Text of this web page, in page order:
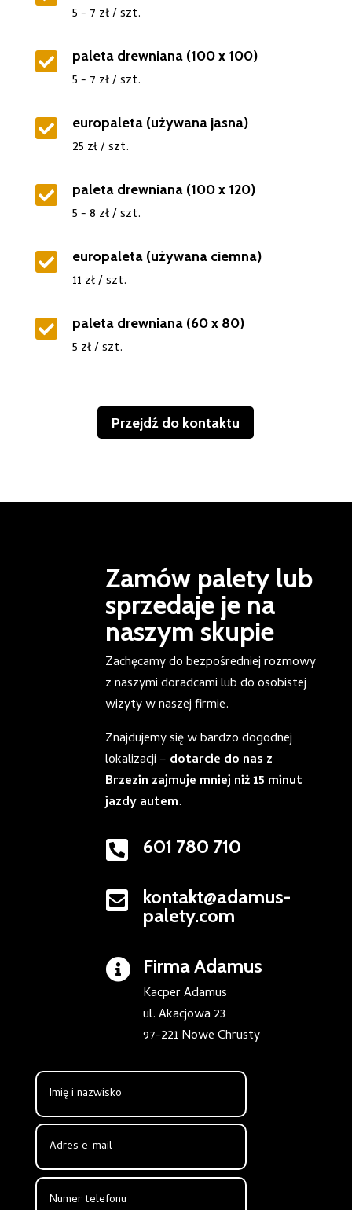
5 - 7 zł / szt.
 paleta drewniana (100 x 100)
5 - 7 zł / szt.
 europaleta (używana jasna)
25 zł / szt.
 paleta drewniana (100 x 120)
5 - 8 zł / szt.
 europaleta (używana ciemna)
11 zł / szt.
 paleta drewniana (60 x 80)
5 zł / szt.
Przejdź do kontaktu
Zamów palety lub
sprzedaje je na
naszym skupie
Zachęcamy do bezpośredniej rozmowy
z naszymi doradcami lub do osobistej
wizyty w naszej firmie.
Znajdujemy się w bardzo dogodnej
lokalizacji – dotarcie do nas z
Brzezin zajmuje mniej niż 15 minut
jazdy autem.
 601 780 710

kontakt@adamus-
palety.com
 Firma Adamus
Kacper Adamus
ul. Akacjowa 23
97-221 Nowe Chrusty